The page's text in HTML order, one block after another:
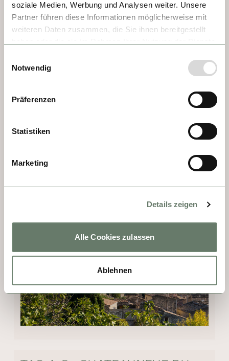
soziale Medien, Werbung und Analysen weiter. Unsere
Partner führen diese Informationen möglicherweise mit
weiteren Daten zusammen, die Sie ihnen bereitgestellt
Notwendig
Präferenzen
Statistiken
Marketing
Details zeigen
Alle Cookies zulassen
Ablehnen
TAG 4 - VIVIERS
kommen. Enge Gassen. Kopfsteinpflaster.
ein Spaziergang durch Viviers ist eine Reise
sehen. Zum Beispiel die Kathedrale mit
Wandteppichen. Ein Höhepunkt im wahrsten
Sinne des Wortes ist der Aussichtspunkt in
der Oberstadt. Was für ein Blick auf diesen